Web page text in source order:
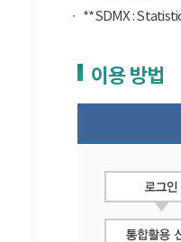
**SDMX :
이용 방법